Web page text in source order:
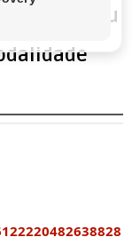
faça seu